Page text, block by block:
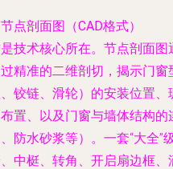
点剖面图（CAD格式）
技术核心所在。节点剖面
精准的二维剖切，揭示门
铰链、滑轮）的安装位置
置、以及门窗与墙体结构
防水砂浆等）。一套“大全”
中梃、转角、开启扇边框